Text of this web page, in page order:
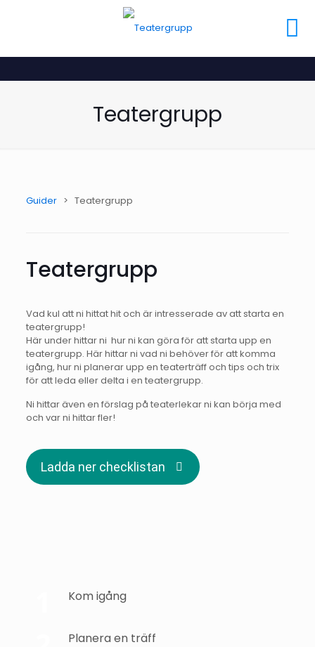
Teatergrupp
Guider > Teatergrupp
Teatergrupp
Vad kul att ni hittat hit och är intresserade av att starta en
teatergrupp!
Här under hittar ni hur ni kan göra för att starta upp en
teatergrupp. Här hittar ni vad ni behöver för att komma
igång, hur ni planerar upp en teaterträff och tips och trix
för att leda eller delta i en teatergrupp.
Ni hittar även en förslag på teaterlekar ni kan börja med
och var ni hittar fler!
Ladda ner checklistan
Checklista
Checklista
Checklista
Checklista
Kom igång
Planera en träff